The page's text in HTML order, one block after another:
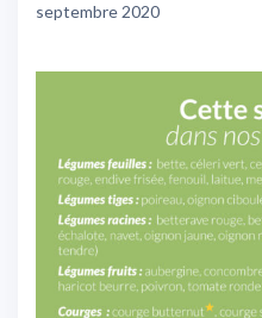
septembre 2020